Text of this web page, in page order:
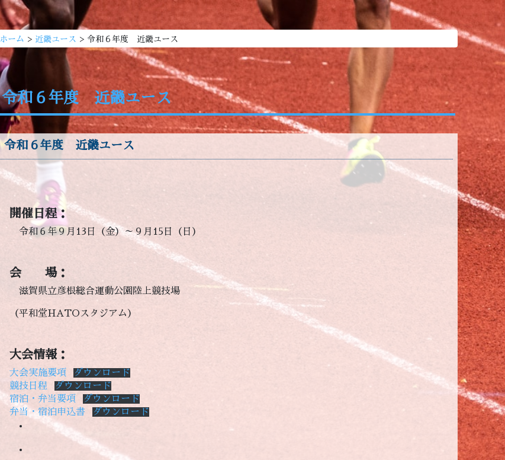
ホーム > 近畿ユース > 令和６年度 近畿ユース
令和６年度 近畿ユース
令和６年度 近畿ユース
開催日程：
令和６年９月13日（金）～９月15日（日）
会 場：
滋賀県立彦根総合運動公園陸上競技場
（平和堂HATOスタジアム）
大会情報：
大会実施要項
ダウンロード
競技日程
ダウンロード
宿泊・弁当要項
ダウンロード
弁当・宿泊申込書
ダウンロード